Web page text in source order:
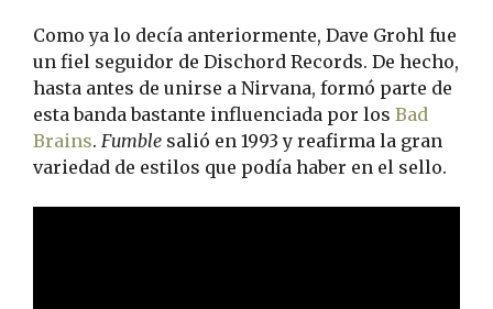
Como ya lo decía anteriormente, Dave Grohl fue
un fiel seguidor de Dischord Records. De hecho,
hasta antes de unirse a Nirvana, formó parte de
esta banda bastante influenciada por los Bad
Brains. Fumble salió en 1993 y reafirma la gran
variedad de estilos que podía haber en el sello.